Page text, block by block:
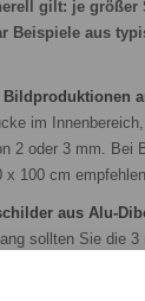
gilt: je größer
Beispiele aus
im
2 oder 3 mm. Bei
x 100 cm
aus Alu-
sollten Sie die
von 40 x 30
sticht das